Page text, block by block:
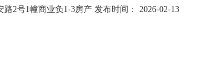
2号1幢商业负1-3房产 发布时间： 2026-02-13